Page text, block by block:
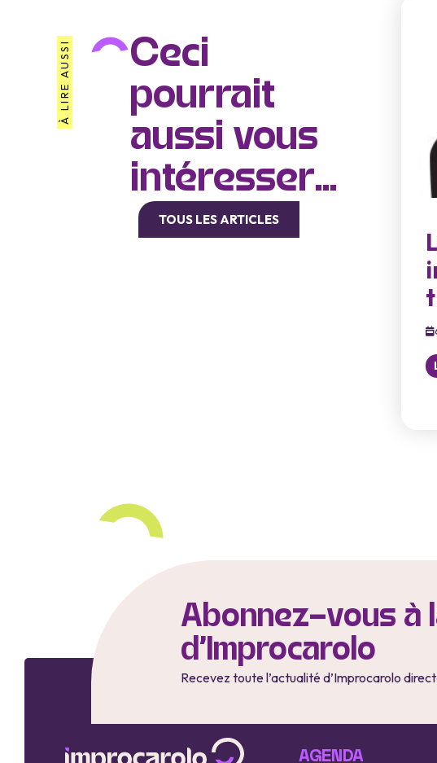
À LIRE AUSSI
Ceci
pourrait
aussi vous
intéresser...
TOUS LES ARTICLES
Abonnez-vous à
d'Improcarolo
Recevez toute l’actualité d’Improcarolo
AGENDA